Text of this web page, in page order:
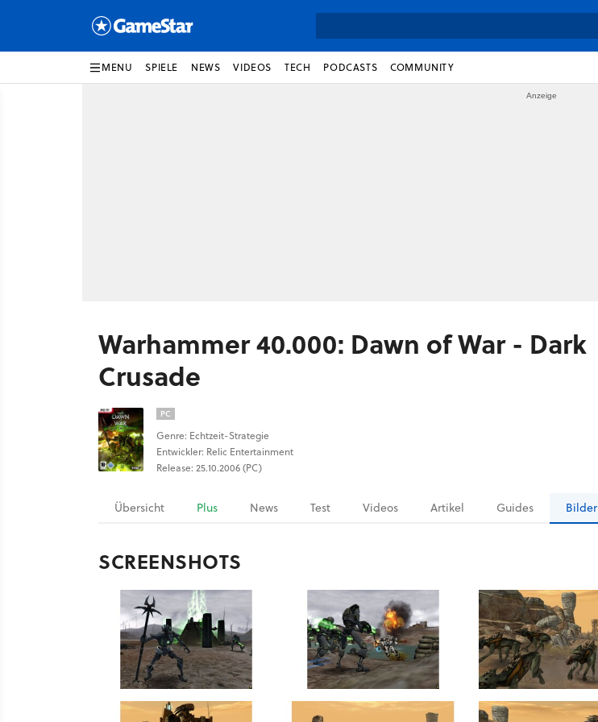
MENU SPIELE NEWS VIDEOS TECH PODCASTS COMMUNITY
Warhammer 40.000: Dawn of War - Dark
Crusade
PC
Genre: Echtzeit-Strategie
Entwickler: Relic Entertainment
Release: 25.10.2006 (PC)
Übersicht Plus News Test Videos Artikel Guides Bilder
SCREENSHOTS